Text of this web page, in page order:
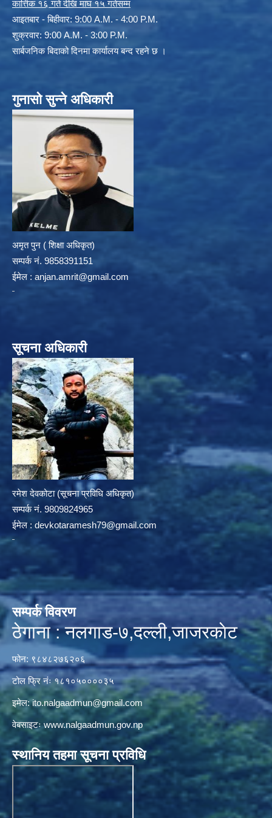
कार्त्तिक १६ गते देखि माघ १५ गतेसम्म
आइतबार - बिहीवार: 9:00 A.M. - 4:00 P.M.
शुक्रवार: 9:00 A.M. - 3:00 P.M.
सार्बजनिक बिदाको दिनमा कार्यालय बन्द रहने छ ।
गुनासो सुन्ने अधिकारी
अमृत पुन ( शिक्षा अधिकृत)
सम्पर्क न‌ं. 9858391151
ईमेल : anjan.amrit@gmail.com
सूचना अधिकारी
रमेश देवकोटा (सूचना प्रविधि अधिकृत)
सम्पर्क न‌ं. 9809824965
ईमेल : devkotaramesh79@gmail.com
सम्पर्क विवरण
ठेगाना : नलगाड-७,दल्ली,जाजरकाेट
फोन: ९८४८२७६२०६
टोल फ्रि नंः १८१०५००००३५
इमेल:ito.nalgaadmun@gmail.com
वेबसाइटःwww.nalgaadmun.gov.np
स्थानिय तहमा सूचना प्रविधि